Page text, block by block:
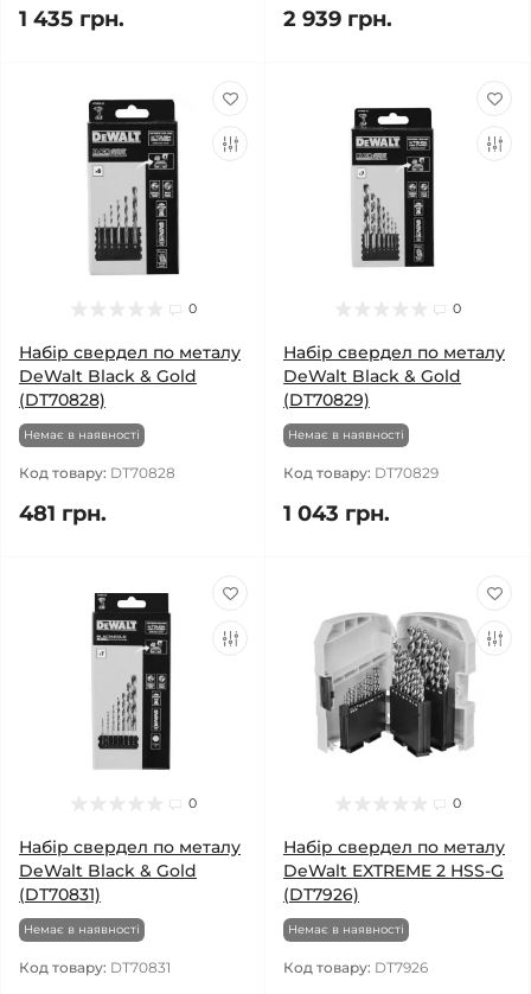
1 435 грн. 2 939 грн.
0
Набір свердел по металу
DeWalt Black & Gold
(DT70828)
Немає в наявності
Код товару: DT70828
481 грн.
0
Набір свердел по металу
DeWalt Black & Gold
(DT70829)
Немає в наявності
Код товару: DT70829
1 043 грн.
0
Набір свердел по металу
DeWalt Black & Gold
(DT70831)
Немає в наявності
Код товару: DT70831
0
Набір свердел по металу
DeWalt EXTREME 2 HSS-G
(DT7926)
Немає в наявності
Код товару: DT7926